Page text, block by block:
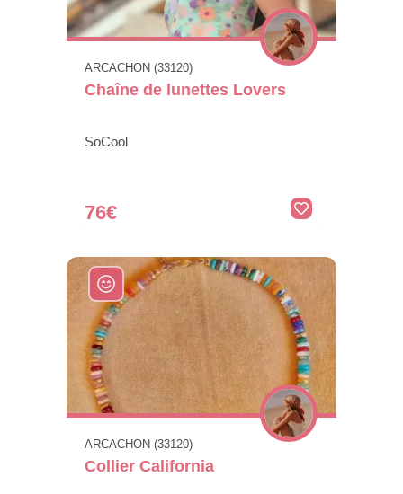
ARCACHON (33120)
Chaîne de lunettes Lovers
SoCool
76€
ARCACHON (33120)
Collier California